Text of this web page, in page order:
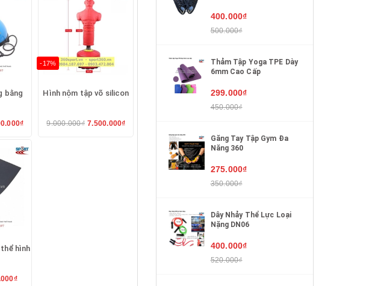
bằng
-17%
Hình nộm tập võ silicon
9.000.000₫ 7.500.000₫
hình
400.000₫
500.000₫
Thảm Tập Yoga TPE Dày
6mm Cao Cấp
299.000₫
450.000₫
Găng Tay Tập Gym Đa
Năng 360
275.000₫
350.000₫
Dây Nhảy Thể Lực Loại
Nặng DN06
400.000₫
520.000₫